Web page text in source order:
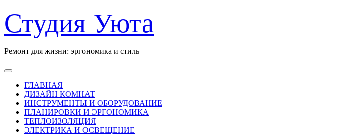
к
содержанию
Студия Уюта
Ремонт для жизни: эргономика и стиль
ГЛАВНАЯ
ДИЗАЙН КОМНАТ
ИНСТРУМЕНТЫ И ОБОРУДОВАНИЕ
ПЛАНИРОВКИ И ЭРГОНОМИКА
ТЕПЛОИЗОЛЯЦИЯ
ЭЛЕКТРИКА И ОСВЕЩЕНИЕ